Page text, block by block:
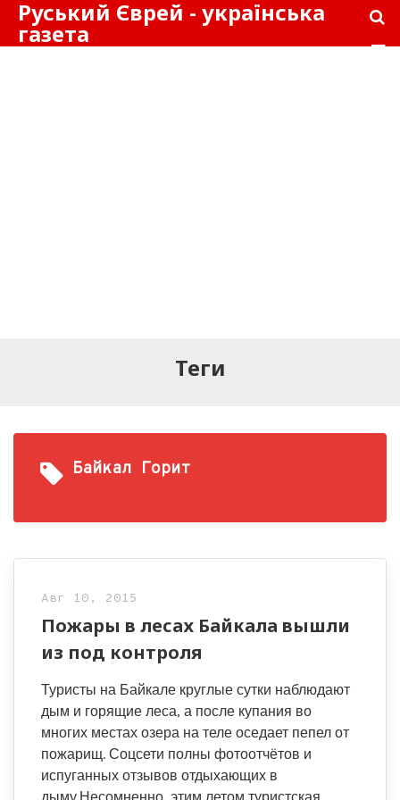
Руський Єврей - українська
газета
Теги
Байкал Горит
Авг 10, 2015
Пожары в лесах Байкала вышли
из под контроля
Туристы на Байкале круглые сутки наблюдают
дым и горящие леса, а после купания во
многих местах озера на теле оседает пепел от
пожарищ. Соцсети полны фотоотчётов и
испуганных отзывов отдыхающих в